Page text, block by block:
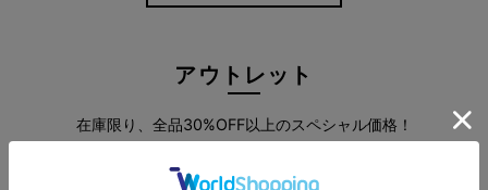
アウトレット
在庫限り、全品30%OFF以上のスペシャル価格！
more